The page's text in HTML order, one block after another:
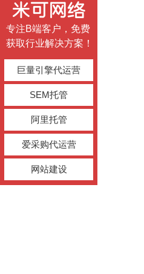
专注B端客户，免费
获取行业解决方案！
巨量引擎代运营
SEM托管
阿里托管
爱采购代运营
网站建设